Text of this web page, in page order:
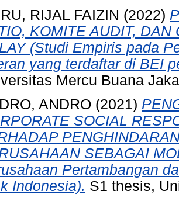
RIJAL FAIZIN (2022)
KOMITE AUDIT,
(Studi Empiris pada
yang terdaftar di BEI
Mercu Buana
ANDRO (2021)
SOCIAL
SEBAGAI
Pertambangan
Indonesia). S1 thesis,